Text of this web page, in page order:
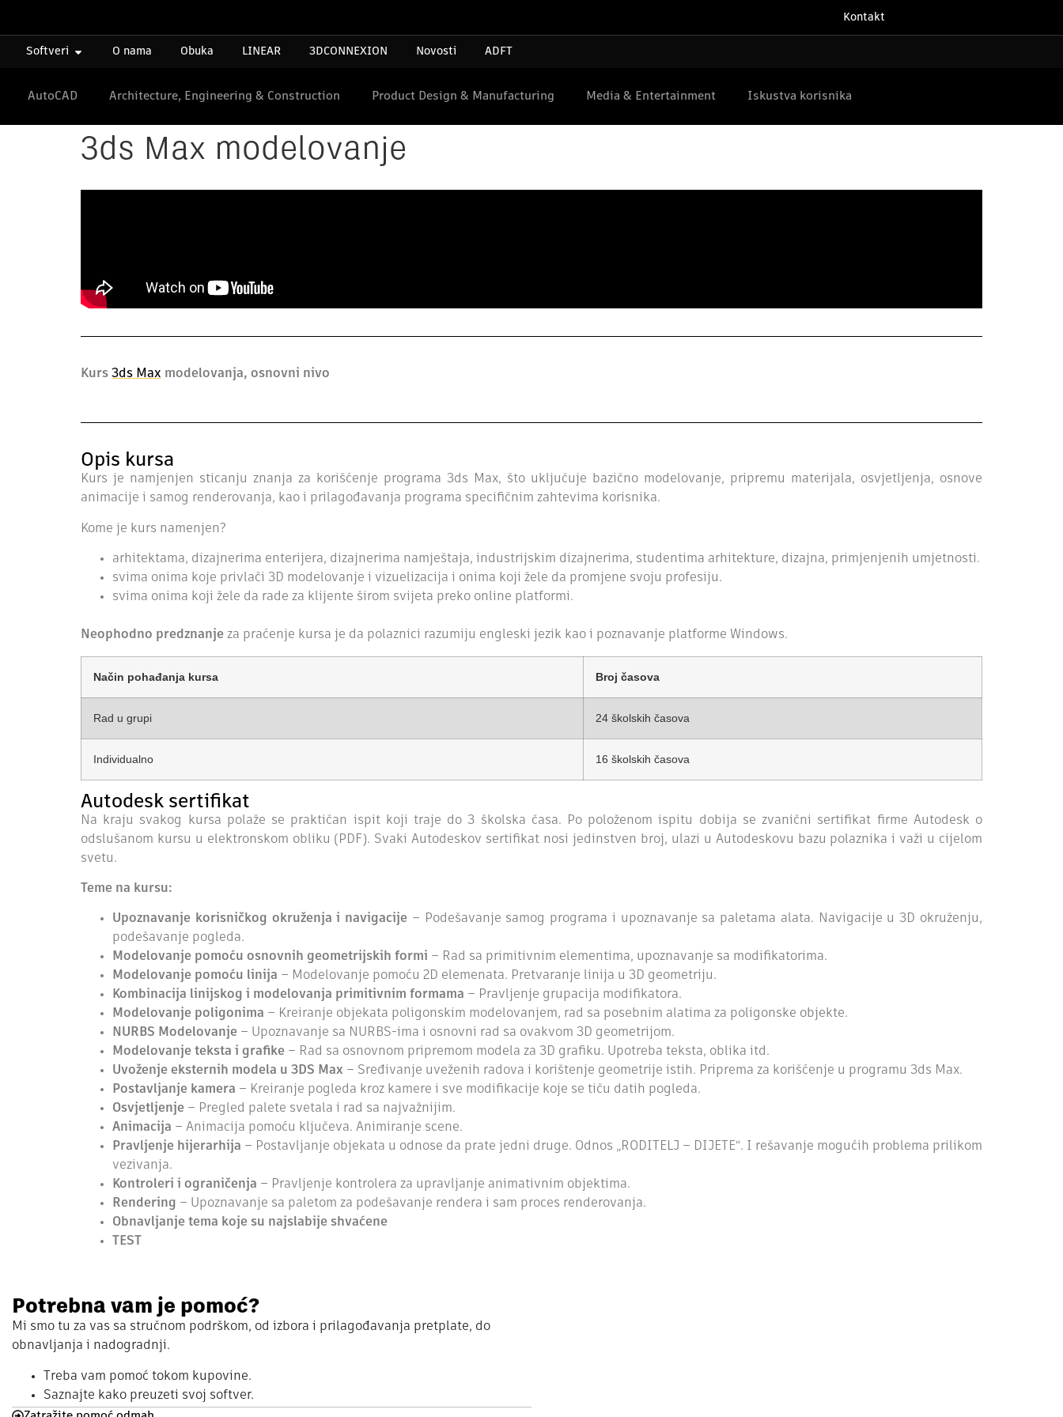
Kontakt
Softveri O nama Obuka LINEAR 3DCONNEXION Novosti ADFT
AutoCAD Architecture, Engineering & Construction Product Design & Manufacturing Media & Entertainment Iskustva korisnika
3ds Max modelovanje
Kurs 3ds Max modelovanja, osnovni nivo
Opis kursa
Kurs je namjenjen sticanju znanja za korišćenje programa 3ds Max, što uključuje bazično modelovanje, pripremu materijala, osvjetljenja, osnove
animacije i samog renderovanja, kao i prilagođavanja programa specifičnim zahtevima korisnika.
Kome je kurs namenjen?
arhitektama, dizajnerima enterijera, dizajnerima namještaja, industrijskim dizajnerima, studentima arhitekture, dizajna, primjenjenih umjetnosti.
svima onima koje privlači 3D modelovanje i vizuelizacija i onima koji žele da promjene svoju profesiju.
svima onima koji žele da rade za klijente širom svijeta preko online platformi.
Neophodno predznanje za praćenje kursa je da polaznici razumiju engleski jezik kao i poznavanje platforme Windows.
Način pohađanja kursa Broj časova
Rad u grupi 24 školskih časova
Individualno 16 školskih časova
Autodesk sertifikat
Na kraju svakog kursa polaže se praktičan ispit koji traje do 3 školska časa. Po položenom ispitu dobija se zvanični sertifikat firme Autodesk o
odslušanom kursu u elektronskom obliku (PDF). Svaki Autodeskov sertifikat nosi jedinstven broj, ulazi u Autodeskovu bazu polaznika i važi u cijelom
svetu.
Teme na kursu:
Upoznavanje korisničkog okruženja i navigacije – Podešavanje samog programa i upoznavanje sa paletama alata. Navigacije u 3D okruženju,
podešavanje pogleda.
Modelovanje pomoću osnovnih geometrijskih formi – Rad sa primitivnim elementima, upoznavanje sa modifikatorima.
Modelovanje pomoću linija – Modelovanje pomoću 2D elemenata. Pretvaranje linija u 3D geometriju.
Kombinacija linijskog i modelovanja primitivnim formama – Pravljenje grupacija modifikatora.
Modelovanje poligonima – Kreiranje objekata poligonskim modelovanjem, rad sa posebnim alatima za poligonske objekte.
NURBS Modelovanje – Upoznavanje sa NURBS-ima i osnovni rad sa ovakvom 3D geometrijom.
Modelovanje teksta i grafike – Rad sa osnovnom pripremom modela za 3D grafiku. Upotreba teksta, oblika itd.
Uvoženje eksternih modela u 3DS Max – Sređivanje uveženih radova i korištenje geometrije istih. Priprema za korišćenje u programu 3ds Max.
Postavljanje kamera – Kreiranje pogleda kroz kamere i sve modifikacije koje se tiču datih pogleda.
Osvjetljenje – Pregled palete svetala i rad sa najvažnijim.
Animacija – Animacija pomoću ključeva. Animiranje scene.
Pravljenje hijerarhija – Postavljanje objekata u odnose da prate jedni druge. Odnos „RODITELJ – DIJETE“. I rešavanje mogućih problema prilikom
vezivanja.
Kontroleri i ograničenja – Pravljenje kontrolera za upravljanje animativnim objektima.
Rendering – Upoznavanje sa paletom za podešavanje rendera i sam proces renderovanja.
Obnavljanje tema koje su najslabije shvaćene
TEST
Potrebna vam je pomoć?
Mi smo tu za vas sa stručnom podrškom, od izbora i prilagođavanja pretplate, do
obnavljanja i nadogradnji.
Treba vam pomoć tokom kupovine.
Saznajte kako preuzeti svoj softver.